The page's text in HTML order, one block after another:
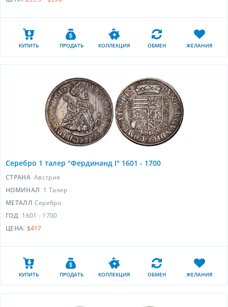
КУПИТЬ ПРОДАТЬ КОЛЛЕКЦИЯ ОБМЕН ЖЕЛАНИЯ
Серебро 1 талер "Фердинанд I" 1601 - 1700
СТРАНА Австрия
НОМИНАЛ 1 Талер
МЕТАЛЛ Серебро
ГОД 1601 - 1700
ЦЕНА: $417
КУПИТЬ ПРОДАТЬ КОЛЛЕКЦИЯ ОБМЕН ЖЕЛАНИЯ